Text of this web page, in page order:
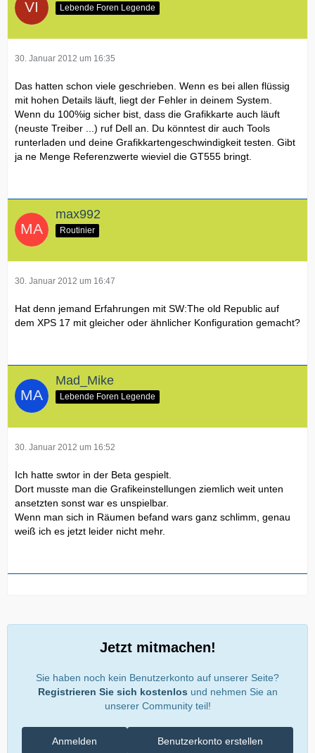
Lebende Foren Legende
30. Januar 2012 um 16:35
Das hatten schon viele geschrieben. Wenn es bei allen flüssig
mit hohen Details läuft, liegt der Fehler in deinem System.
Wenn du 100%ig sicher bist, dass die Grafikkarte auch läuft
(neuste Treiber ...) ruf Dell an. Du könntest dir auch Tools
runterladen und deine Grafikkartengeschwindigkeit testen. Gibt
ja ne Menge Referenzwerte wieviel die GT555 bringt.
max992
Routinier
30. Januar 2012 um 16:47
Hat denn jemand Erfahrungen mit SW:The old Republic auf
dem XPS 17 mit gleicher oder ähnlicher Konfiguration gemacht?
Mad_Mike
Lebende Foren Legende
30. Januar 2012 um 16:52
Ich hatte swtor in der Beta gespielt.
Dort musste man die Grafikeinstellungen ziemlich weit unten
ansetzten sonst war es unspielbar.
Wenn man sich in Räumen befand wars ganz schlimm, genau
weiß ich es jetzt leider nicht mehr.
Jetzt mitmachen!
Sie haben noch kein Benutzerkonto auf unserer Seite?
Registrieren Sie sich kostenlos und nehmen Sie an
unserer Community teil!
Benutzerkonto erstellen
Anmelden